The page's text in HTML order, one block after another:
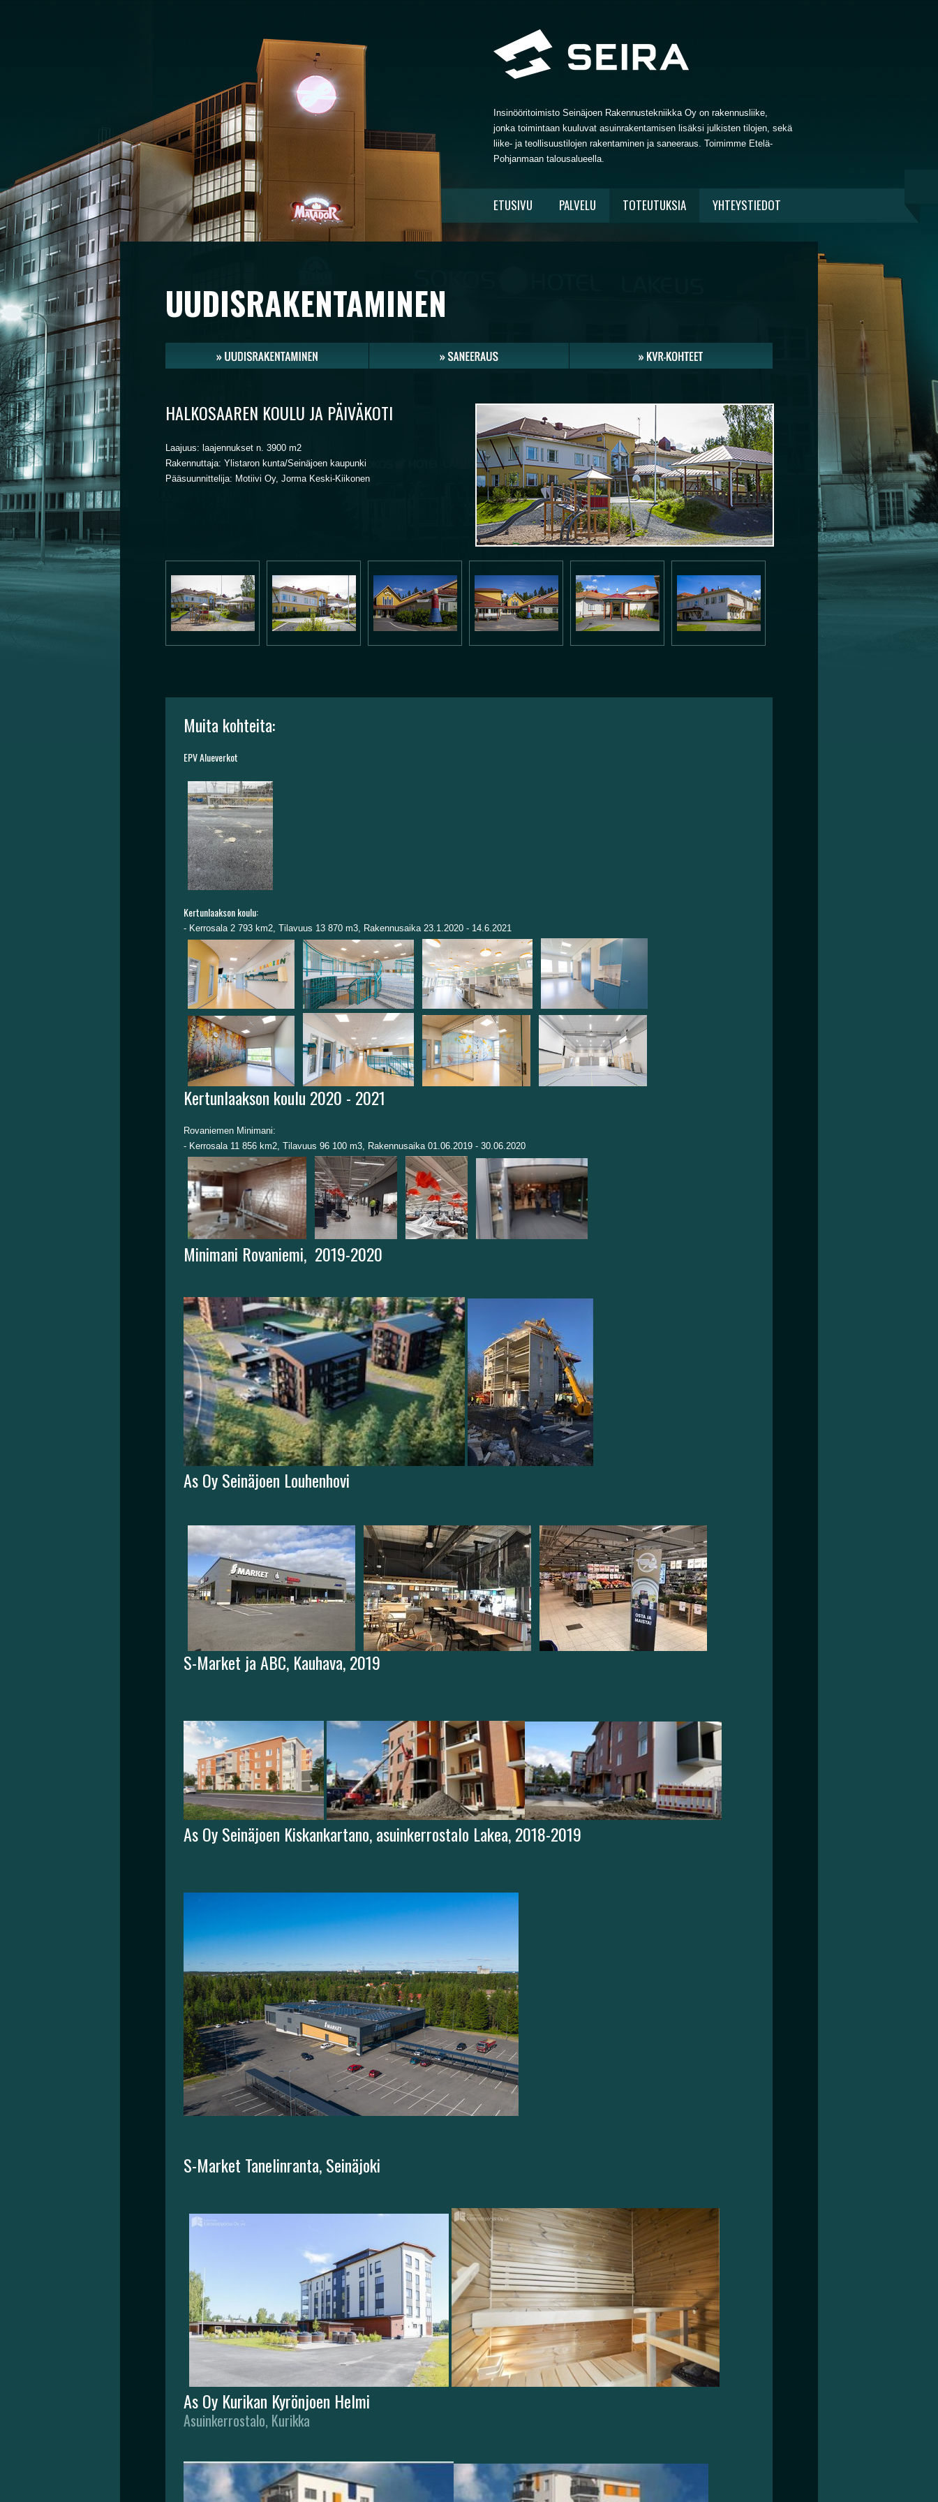
Insinööritoimisto Seinäjoen Rakennustekniikka Oy on rakennusliike,
jonka toimintaan kuuluvat asuinrakentamisen lisäksi julkisten tilojen, sekä
liike- ja teollisuustilojen rakentaminen ja saneeraus. Toimimme Etelä-
Pohjanmaan talousalueella.
ETUSIVU PALVELU TOTEUTUKSIA YHTEYSTIEDOT
UUDISRAKENTAMINEN
HALKOSAAREN KOULU JA PÄIVÄKOTI
Laajuus: laajennukset n. 3900 m2
Rakennuttaja: Ylistaron kunta/Seinäjoen kaupunki
Pääsuunnittelija: Motiivi Oy, Jorma Keski-Kiikonen
Muita kohteita:
EPV Alueverkot
Kertunlaakson koulu:
- Kerrosala 2 793 km2, Tilavuus 13 870 m3, Rakennusaika 23.1.2020 - 14.6.2021
Kertunlaakson koulu 2020 - 2021
Rovaniemen Minimani:
- Kerrosala 11 856 km2, Tilavuus 96 100 m3, Rakennusaika 01.06.2019 - 30.06.2020
Minimani Rovaniemi, 2019-2020
As Oy Seinäjoen Louhenhovi
S-Market ja ABC, Kauhava, 2019
As Oy Seinäjoen Kiskankartano, asuinkerrostalo Lakea, 2018-2019
S-Market Tanelinranta, Seinäjoki
As Oy Kurikan Kyrönjoen Helmi
Asuinkerrostalo, Kurikka